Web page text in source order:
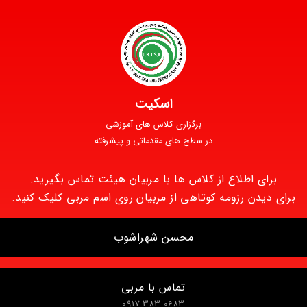
اسکیت
برگزاری کلاس های آموزشی
در سطح های مقدماتی و پیشرفته
برای اطلاع از کلاس ها با مربیان هیئت تماس بگیرید.
برای دیدن رزومه کوتاهی از مربیان روی اسم مربی کلیک کنید.
محسن شهراشوب
اسکیت ایران با ۲۰ سال سابقه مربی گریتماس با مربی
0683 383 0917